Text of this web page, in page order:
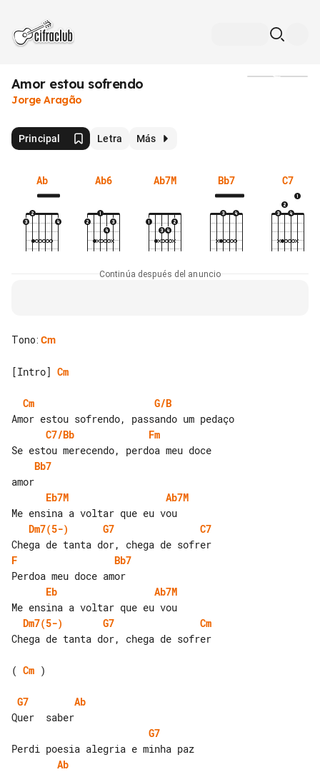
Amor estou sofrendo
Jorge Aragão
Principal Letra Más
Ab Ab6 Ab7M Bb7 C7
Continúa después del anuncio
Tono: Cm
[Intro] Cm
Cm
G/B
C7/Bb
Fm
Bb7
Eb7M
Ab7M
Dm7(5-)
G7
C7
F
Bb7
Eb
Ab7M
Dm7(5-)
G7
Cm
Chega de tanta dor, chega de sofrer
( Cm )
G7
Ab
G7
Ab